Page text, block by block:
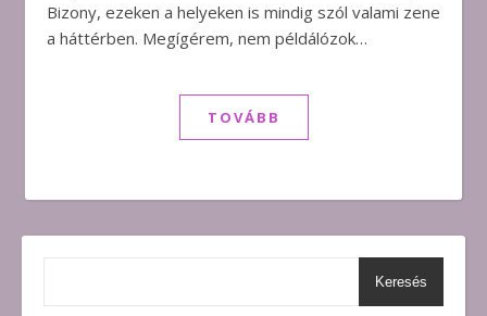
Bizony, ezeken a helyeken is mindig szól valami zene
a háttérben. Megígérem, nem példálózok…
TOVÁBB
Keresés